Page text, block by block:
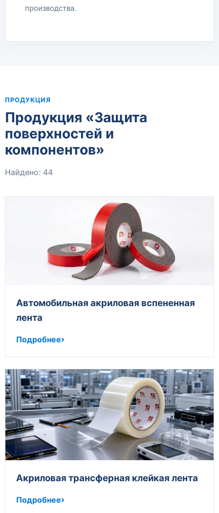
производства.
ПРОДУКЦИЯ
Продукция «Защита
поверхностей и
компонентов»
Найдено: 44
Автомобильная акриловая вспененная
лента
Подробнее
Акриловая трансферная клейкая лента
Подробнее